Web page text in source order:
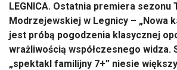
LEGNICA. Ostatnia premiera sezonu
Modrzejewskiej w Legnicy – „Nowa
jest próbą pogodzenia klasycznej
wrażliwością współczesnego widza.
„spektakl familijny 7+” niesie